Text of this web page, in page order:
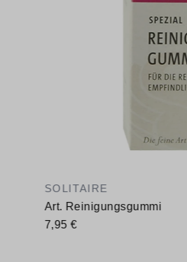
SOLITAIRE
Art. Reinigungsgummi
7,95 €